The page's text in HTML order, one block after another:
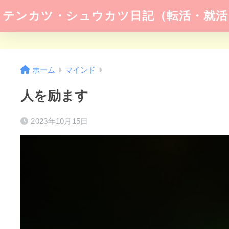
テンカツ・シュウカツ日記（転活・就
ホーム マインド
人を励ます
2023年10月15日